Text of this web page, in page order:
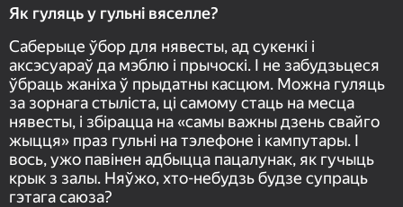
Як гуляць у гульні вяселле?
Саберыце ўбор для нявесты, ад сукенкі і
аксэсуараў да мэблю і прычоскі. І не забудзьцеся
ўбраць жаніха ў прыдатны касцюм. Можна гуляць
за зорнага стыліста, ці самому стаць на месца
нявесты, і збірацца на «самы важны дзень свайго
жыцця» праз гульні на тэлефоне і кампутары. І
вось, ужо павінен адбыцца пацалунак, як гучыць
крык з залы. Няўжо, хто-небудзь будзе супраць
гэтага саюза?